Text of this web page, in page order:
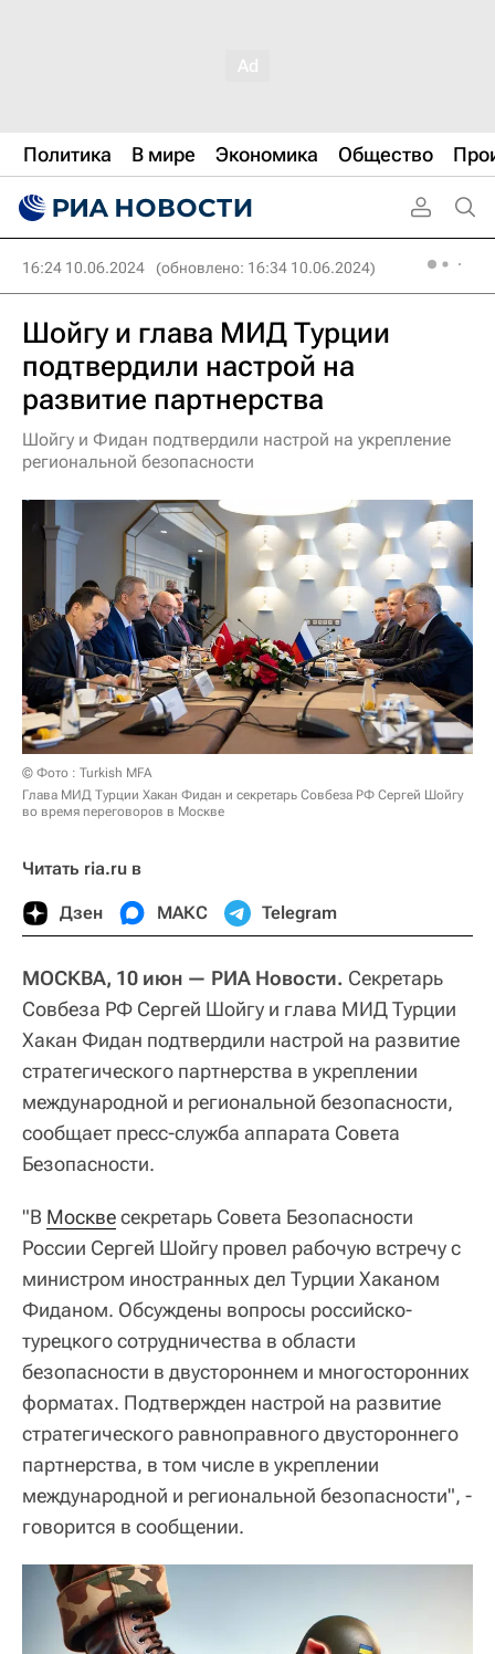
Политика В мире Экономика Общество
16:24 10.06.2024 (обновлено: 16:34 10.06.2024)
Шойгу и глава МИД Турции
подтвердили настрой на
развитие партнерства
Шойгу и Фидан подтвердили настрой на укрепление
региональной безопасности
© Фото : Turkish MFA
Глава МИД Турции Хакан Фидан и секретарь Совбеза РФ Сергей Шойгу
во время переговоров в Москве
Читать ria.ru в
Дзен МАКС Telegram
МОСКВА, 10 июн — РИА Новости. Секретарь
Совбеза РФ Сергей Шойгу и глава МИД Турции
Хакан Фидан подтвердили настрой на развитие
стратегического партнерства в укреплении
международной и региональной безопасности,
сообщает пресс-служба аппарата Совета
Безопасности.
"В Москвесекретарь Совета Безопасности
России Сергей Шойгу провел рабочую встречу с
министром иностранных дел Турции Хаканом
Фиданом. Обсуждены вопросы российско-
турецкого сотрудничества в области
безопасности в двустороннем и многосторонних
форматах. Подтвержден настрой на развитие
стратегического равноправного двустороннего
партнерства, в том числе в укреплении
международной и региональной безопасности", -
говорится в сообщении.